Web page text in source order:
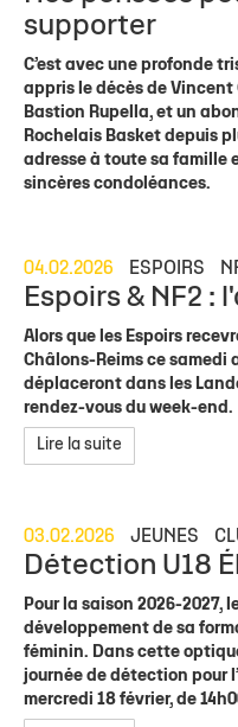
supporter
C’est avec une profonde
appris le décès de Vincent
Bastion Rupella, et un
Rochelais Basket depuis
adresse à toute sa famille
sincères condoléances.
04.02.2026 ESPOIRS
Espoirs & NF2
Alors que les Espoirs
Châlons-Reims ce samedi
déplaceront dans les
rendez-vous du week-end.
Lire la suite
03.02.2026 JEUNES
Détection U18
Pour la saison 2026-2027,
développement de sa
féminin. Dans cette
journée de détection pour
mercredi 18 février, de